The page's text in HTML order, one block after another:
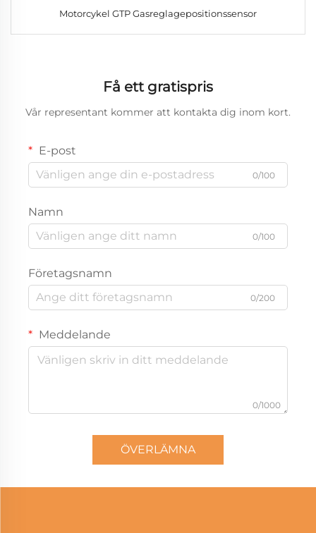
Motorcykel GTP Gasreglagepositionssensor
Få ett gratispris
Vår representant kommer att kontakta dig inom kort.
E-post
0/100
Namn
0/100
Företagsnamn
0/200
Meddelande
0/1000
ÖVERLÄMNA